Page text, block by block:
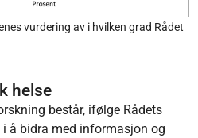
vurdering av i hvilken grad Rådet
helse
består, ifølge Rådets
å bidra med informasjon og